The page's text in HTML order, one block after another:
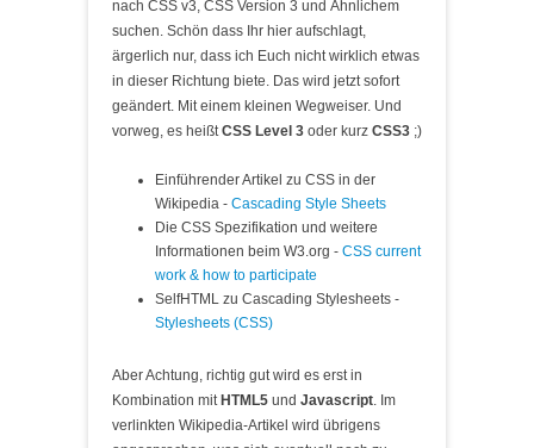
nach CSS v3, CSS Version 3 und Ähnlichem
suchen. Schön dass Ihr hier aufschlagt,
ärgerlich nur, dass ich Euch nicht wirklich etwas
in dieser Richtung biete. Das wird jetzt sofort
geändert. Mit einem kleinen Wegweiser. Und
vorweg, es heißtCSS Level 3 oder kurz CSS3 ;)
Einführender Artikel zu CSS in der
Wikipedia - Cascading Style Sheets
Die CSS Spezifikation und weitere
Informationen beim W3.org - CSS current
work & how to participate
SelfHTML zu Cascading Stylesheets -
Stylesheets (CSS)
Aber Achtung, richtig gut wird es erst in
Kombination mit HTML5 und Javascript. Im
verlinkten Wikipedia-Artikel wird übrigens